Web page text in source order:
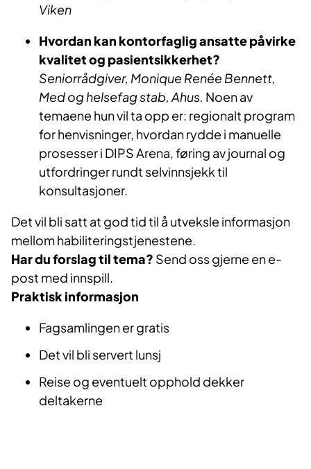
Viken
Hvordan kan kontorfaglig ansatte påvirke
kvalitet og pasientsikkerhet?
Seniorrådgiver, Monique Renée Bennett,
Med og helsefag stab, Ahus. Noen av
temaene hun vil ta opp er: regionalt program
for henvisninger, hvordan rydde i manuelle
prosesser i DIPS Arena, føring av journal og
utfordringer rundt selvinnsjekk til
konsultasjoner.
Det vil bli satt at god tid til å utveksle informasjon
mellom habiliteringstjenestene.
Har du forslag til tema? Send oss gjerne en e-
post med innspill.
Praktisk informasjon
Fagsamlingen er gratis
Det vil bli servert lunsj
Reise og eventuelt opphold dekker
deltakerne